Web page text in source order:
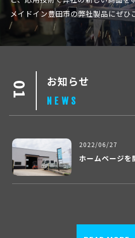
メイドイン豊田市の弊社製品にぜひ
お知らせ
NEWS
2022/06/27
ホームページを